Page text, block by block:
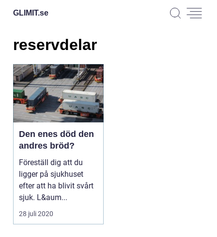
GLIMIT.se
reservdelar
Den enes död den
andres bröd?
Föreställ dig att du
ligger på sjukhuset
efter att ha blivit svårt
sjuk. L&aum...
28 juli 2020